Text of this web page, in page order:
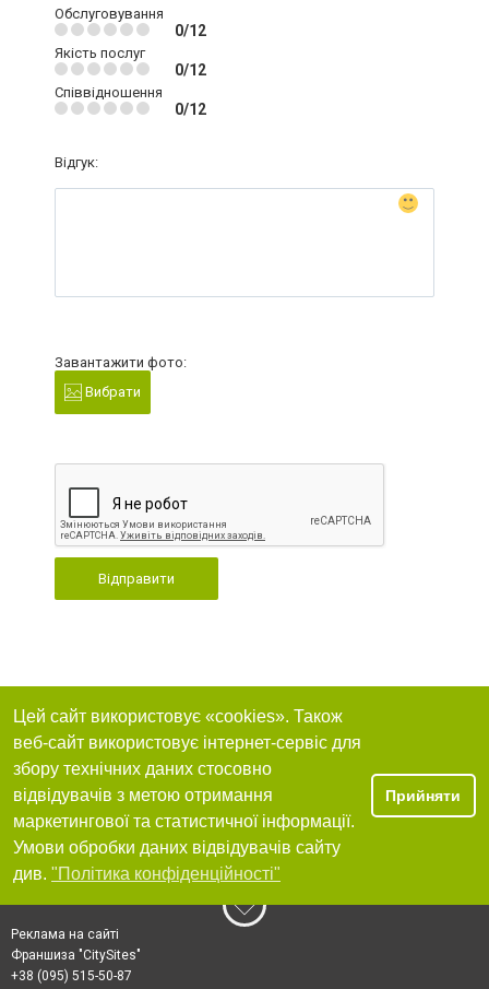
Обслуговування
0/12
Якість послуг
0/12
Співвідношення
0/12
Відгук:
Завантажити фото:
Вибрати
Відправити
Цей сайт використовує «cookies». Також
веб-сайт використовує інтернет-сервіс для
збору технічних даних стосовно
відвідувачів з метою отримання
маркетингової та статистичної інформації.
Умови обробки даних відвідувачів сайту
див. "Політика конфіденційності"
Прийняти
Реклама на сайті
Франшиза "CitySites"
+38 (095) 515-50-87